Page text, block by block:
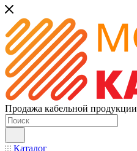
Продажа кабельной продукции
Каталог